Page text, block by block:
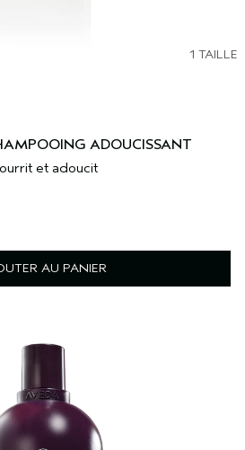
1 TAILLE
ADOUCISSANT
et adoucit
AU PANIER